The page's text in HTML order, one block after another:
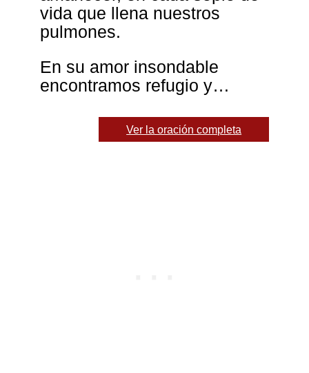
vida que llena nuestros
pulmones.
En su amor insondable
encontramos refugio y…
Ver la oración completa